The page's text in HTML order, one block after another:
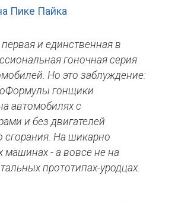
Пике Пайка
и единственная в
гоночная серия
Но это заблуждение:
гонщики
автомобилях с
и без двигателей
сгорания. На шикарно
машинах - а вовсе не на
прототипах-уродцах.